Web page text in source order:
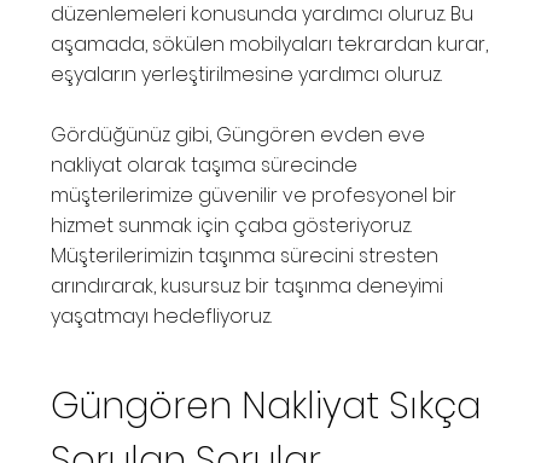
düzenlemeleri konusunda yardımcı oluruz. Bu
aşamada, sökülen mobilyaları tekrardan kurar,
eşyaların yerleştirilmesine yardımcı oluruz.
Gördüğünüz gibi, Güngören evden eve
nakliyat olarak taşıma sürecinde
müşterilerimize güvenilir ve profesyonel bir
hizmet sunmak için çaba gösteriyoruz.
Müşterilerimizin taşınma sürecini stresten
arındırarak, kusursuz bir taşınma deneyimi
yaşatmayı hedefliyoruz.
Güngören Nakliyat Sıkça